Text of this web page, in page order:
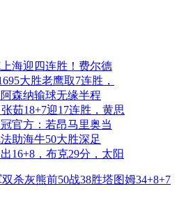
海迎四连胜！费尔德
大胜老鹰取7连胜，
森纳输球无缘半程
茹18+7迎17连胜，黄思
官方：若昂马里奥当
助海牛50大胜深足
16+8，布克29分，太阳
杀灰熊前50战38胜塔图姆34+8+7